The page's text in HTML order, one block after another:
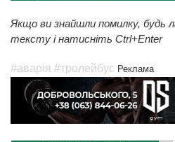
Якщо ви знайшли помилку, будь
тексту і натисніть Ctrl+Enter
#аварія #тролейбус Реклама